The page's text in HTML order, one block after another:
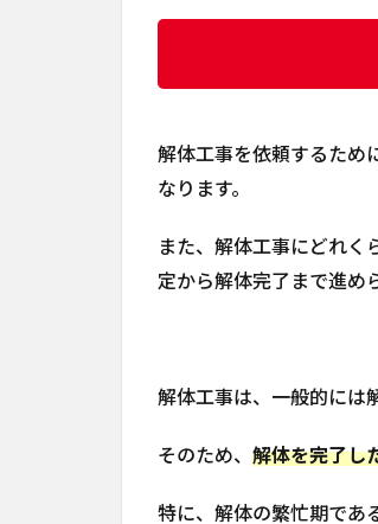
解体工事を依頼するため
なります。
また、解体工事にどれく
定から解体完了まで進め
解体工事は、一般的には
そのため、 解体を完了し
特に、解体の繁忙期であ